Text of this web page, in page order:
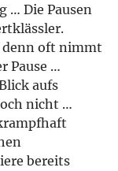
… Die Pausen
denn oft nimmt
Pause …
aufs
nicht …
bereits